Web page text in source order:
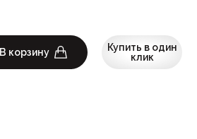
В корзину
Купить в один
клик